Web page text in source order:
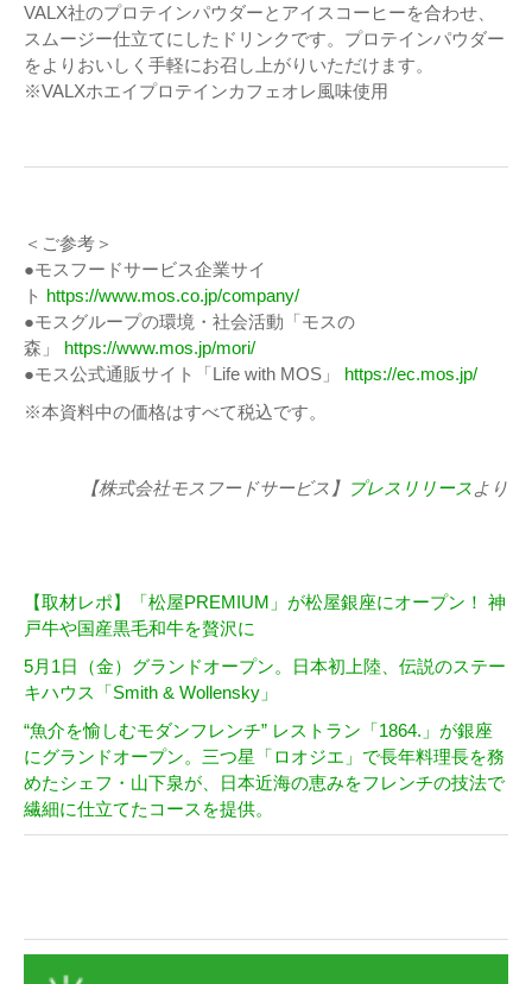
VALX社のプロテインパウダーとアイスコーヒーを合わせ、
スムージー仕立てにしたドリンクです。プロテインパウダー
をよりおいしく手軽にお召し上がりいただけます。
※VALXホエイプロテインカフェオレ風味使用
＜ご参考＞
●モスフードサービス企業サイ
ト https://www.mos.co.jp/company/
●モスグループの環境・社会活動「モスの
森」 https://www.mos.jp/mori/
●モス公式通販サイト「Life with MOS」 https://ec.mos.jp/
※本資料中の価格はすべて税込です。
【株式会社モスフードサービス】 プレスリリースより
【取材レポ】「松屋PREMIUM」が松屋銀座にオープン！ 神
戸牛や国産黒毛和牛を贅沢に
5月1日（金）グランドオープン。日本初上陸、伝説のステー
キハウス「Smith & Wollensky」
“魚介を愉しむモダンフレンチ” レストラン「1864.」が銀座
にグランドオープン。三つ星「ロオジエ」で長年料理長を務
めたシェフ・山下泉が、日本近海の恵みをフレンチの技法で
繊細に仕立てたコースを提供。